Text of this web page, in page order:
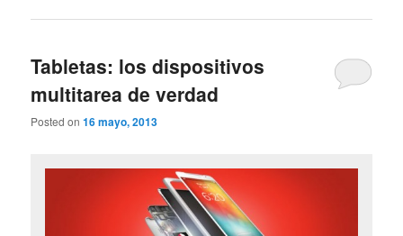
Tabletas: los dispositivos
multitarea de verdad
Posted on16 mayo, 2013